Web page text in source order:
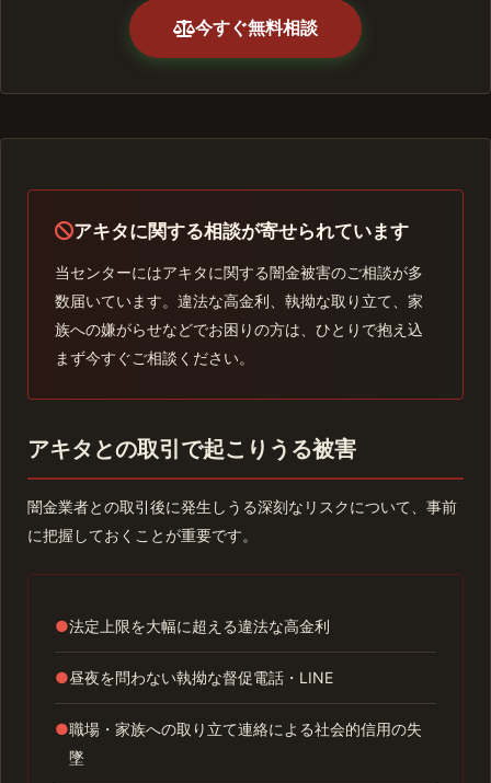
今すぐ無料相談
アキタに関する相談が寄せられています
当センターにはアキタに関する闇金被害のご相談が多
数届いています。違法な高金利、執拗な取り立て、家
族への嫌がらせなどでお困りの方は、ひとりで抱え込
まず今すぐご相談ください。
アキタとの取引で起こりうる被害
闇金業者との取引後に発生しうる深刻なリスクについて、事前
に把握しておくことが重要です。
●法定上限を大幅に超える違法な高金利
●昼夜を問わない執拗な督促電話・LINE
●職場・家族への取り立て連絡による社会的信用の失
墜